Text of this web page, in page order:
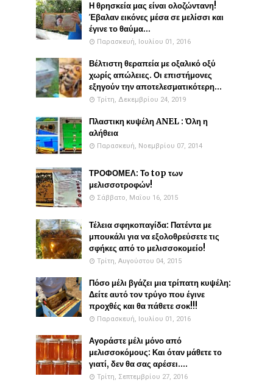
Η θρησκεία μας είναι ολοζώντανη!
Έβαλαν εικόνες μέσα σε μελίσσι και
έγινε το θαύμα...
Παρασκευή, Ιουλίου 01, 2016
Βέλτιστη θεραπεία με οξαλικό οξύ
χωρίς απώλειες. Οι επιστήμονες
εξηγούν την αποτελεσματικότερη...
Τρίτη, Δεκεμβρίου 24, 2019
Πλαστικη κυψέλη ANEL : Όλη η
αλήθεια
Παρασκευή, Νοεμβρίου 07, 2014
ΤΡΟΦΟΜΕΛ: Το top των
μελισσοτροφών!
Σάββατο, Μαΐου 16, 2015
Τέλεια σφηκοπαγίδα: Πατέντα με
μπουκάλι για να εξολοθρεύσετε τις
σφήκες από το μελισσοκομείο!
Τρίτη, Αυγούστου 04, 2015
Πόσο μέλι βγάζει μια τρίπατη κυψέλη:
Δείτε αυτό τον τρύγο που έγινε
προχθές και θα πάθετε σοκ!!!
Παρασκευή, Ιουλίου 01, 2016
Αγοράστε μέλι μόνο από
μελισσοκόμους: Και όταν μάθετε το
γιατί, δεν θα σας αρέσει....
Τρίτη, Σεπτεμβρίου 27, 2016